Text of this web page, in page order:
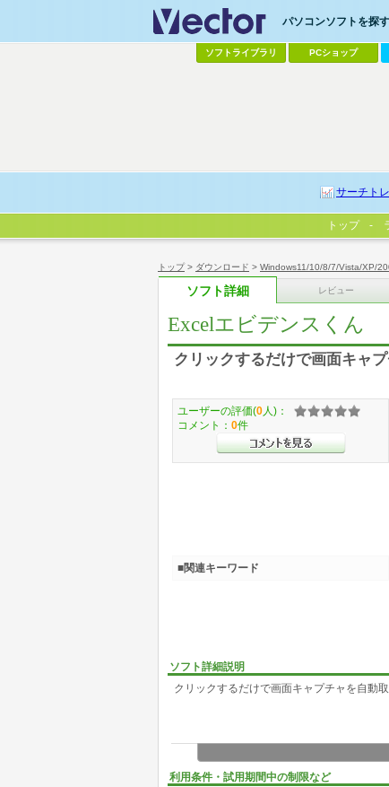
トップ> ダウンロード > Windows11/10/8/7/Vista/XP/
ソフト詳細 レビュー
Excelエビデンスくん
クリックするだけで画面キャ
ソフト詳細説明
クリックするだけで画面キャプチャを自動
利用条件・試用期間中の制限など
ユーザーの評価(0 人)：
コメント： 0件
■関連キーワード
パソコンソフトを探
ソフトライブラリ PCショップ
サーチト
トップ